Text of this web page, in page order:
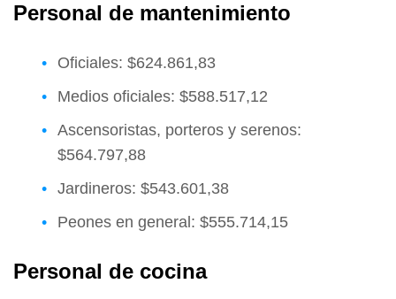
Personal de mantenimiento
Oficiales: $624.861,83
Medios oficiales: $588.517,12
Ascensoristas, porteros y serenos:
$564.797,88
Jardineros: $543.601,38
Peones en general: $555.714,15
Personal de cocina